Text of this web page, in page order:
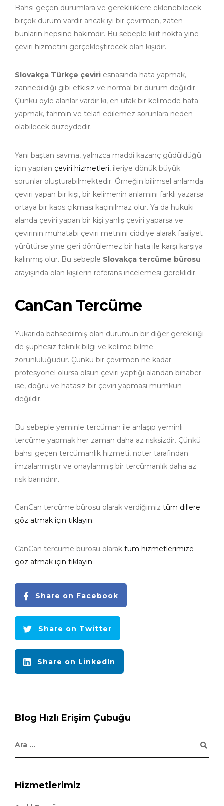
Bahsi geçen durumlara ve gerekliliklere eklenebilecek
birçok durum vardır ancak iyi bir çevirmen, zaten
bunların hepsine hakimdir. Bu sebeple kilit nokta yine
çeviri hizmetini gerçekleştirecek olan kişidir.
Slovakça Türkçe çeviri esnasında hata yapmak,
zannedildiği gibi etkisiz ve normal bir durum değildir.
Çünkü öyle alanlar vardır ki, en ufak bir kelimede hata
yapmak, tahmin ve telafi edilemez sorunlara neden
olabilecek düzeydedir.
Yani baştan savma, yalnızca maddi kazanç güdüldüğü
için yapılan çeviri hizmetleri, ileriye dönük büyük
sorunlar oluşturabilmektedir. Örneğin bilimsel anlamda
çeviri yapan bir kişi, bir kelimenin anlamını farklı yazarsa
ortaya bir kaos çıkması kaçınılmaz olur. Ya da hukuki
alanda çeviri yapan bir kişi yanlış çeviri yaparsa ve
çevirinin muhatabı çeviri metnini ciddiye alarak faaliyet
yürütürse yine geri dönülemez bir hata ile karşı karşıya
kalınmış olur. Bu sebeple Slovakça tercüme bürosu
arayışında olan kişilerin referans incelemesi gereklidir.
CanCan Tercüme
Yukarıda bahsedilmiş olan durumun bir diğer gerekliliği
de şüphesiz teknik bilgi ve kelime bilme
zorunluluğudur. Çünkü bir çevirmen ne kadar
profesyonel olursa olsun çeviri yaptığı alandan bihaber
ise, doğru ve hatasız bir çeviri yapması mümkün
değildir.
Bu sebeple yeminle tercüman ile anlaşıp yeminli
tercüme yapmak her zaman daha az risksizdir. Çünkü
bahsi geçen tercümanlık hizmeti, noter tarafından
imzalanmıştır ve onaylanmış bir tercümanlık daha az
risk barındırır.
CanCan tercüme bürosu olarak verdiğimiz tüm dillere
göz atmak için tıklayın.
CanCan tercüme bürosu olarak tüm hizmetlerimize
göz atmak için tıklayın.
Share on Facebook
Share on Twitter
Share on LinkedIn
Blog Hızlı Erişim Çubuğu
Hizmetlerimiz